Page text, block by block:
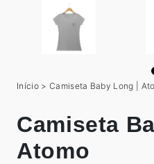
Início > Camiseta Baby Long |
Camiseta
Atomo